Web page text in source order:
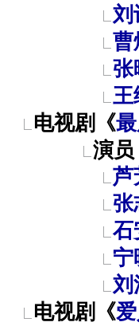
刘
曹
张
王
电视剧《
演员
芦
张
石
宁
刘
电视剧《